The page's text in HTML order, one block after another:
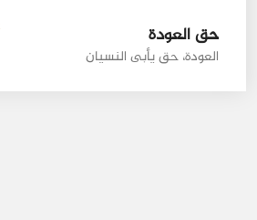
حق العودة
العودة، حق يأبى النسيان